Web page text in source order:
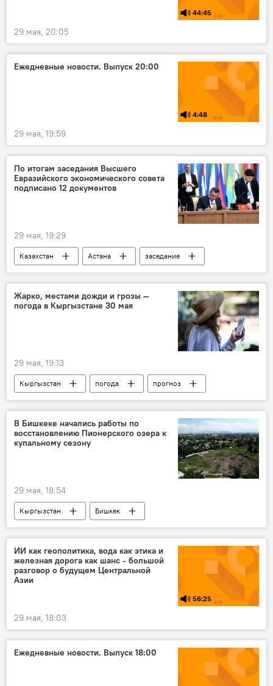
44:45
29 мая, 20:05
Ежедневные новости. Выпуск 20:00
4:48
29 мая, 19:59
По итогам заседания Высшего
Евразийского экономического совета
подписано 12 документов
29 мая, 19:29
Казахстан Астана
заседание
ЕАЭС
документы подписание
Жарко, местами дожди и грозы —
погода в Кыргызстане 30 мая
29 мая, 19:13
Кыргызстан погода
прогноз
Прогноз погоды по Кыргызстану
жара
дождь
В Бишкеке начались работы по
восстановлению Пионерского озера к
купальному сезону
29 мая, 18:54
Кыргызстан
Бишкек
озеро Пионерское
восстановление
Мэрия города Бишкек
ИИ как геополитика, вода как этика и
железная дорога как шанс - большой
разговор о будущем Центральной
Азии
56:25
29 мая, 18:03
Ежедневные новости. Выпуск 18:00